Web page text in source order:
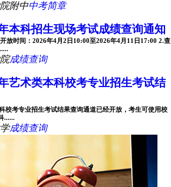
附中中考简章
本科招生现场考试成绩查询通知
放时间：2026年4月2日10:00至2026年4月11日17:00 2.查
成绩查询
艺术类本科校考专业招生考试结
校考专业招生考试结果查询通道已经开放，考生可使用校
......
成绩查询